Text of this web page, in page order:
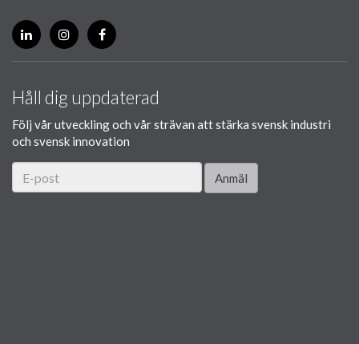
Håll dig uppdaterad
Följ vår utveckling och vår strävan att stärka svensk industri
och svensk innovation
Anmäl